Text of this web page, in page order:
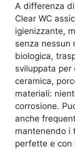
A differenza
Clear WC
igienizzante,
senza nessun
biologica,
sviluppata per
ceramica,
materiali:
corrosione.
anche
mantenendo i
perfette e con